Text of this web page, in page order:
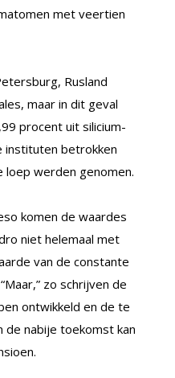
met veertien
Rusland
maar in dit geval
procent uit silicium-
instituten betrokken
loep werden genomen.
komen de waardes
niet helemaal met
van de constante
zo schrijven de
ontwikkeld en de te
de nabije toekomst kan